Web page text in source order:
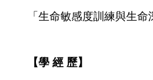
「生命敏感度訓練與生命
【學 經 歷】